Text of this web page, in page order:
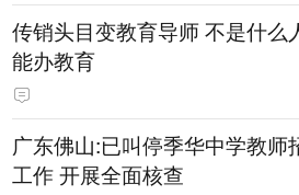
传销头目变教育导师 不是什么
能办教育
广东佛山:已叫停季华中学教师
工作 开展全面核查